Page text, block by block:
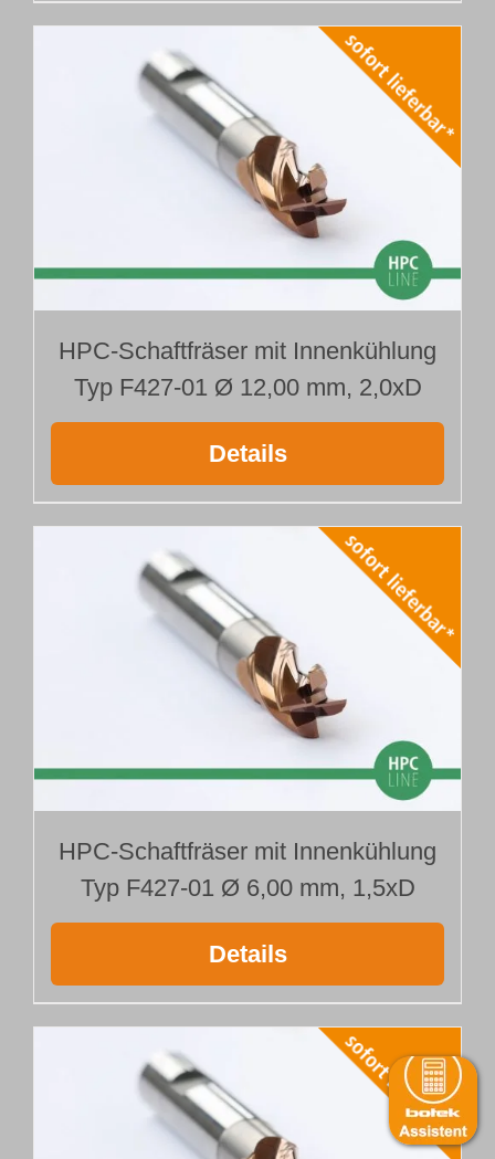
HPC-Schaftfräser mit Innenkühlung
Typ F427-01 Ø 12,00 mm, 2,0xD
Details
HPC-Schaftfräser mit Innenkühlung
Typ F427-01 Ø 6,00 mm, 1,5xD
Details